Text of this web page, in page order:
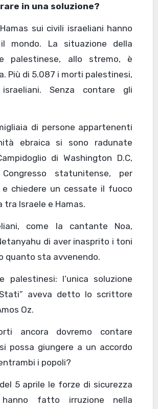
in una soluzione?
sui civili israeliani hanno
mondo. La situazione della
palestinese, allo stremo, è
Più di 5.087 i morti palestinesi,
Senza contare gli
di persone appartenenti
ebraica si sono radunate
di Washington D.C,
statunitense, per
chiedere un cessate il fuoco
tra Israele e Hamas.
come la cantante Noa,
di aver inasprito i toni
quanto sta avvenendo.
palestinesi: l’unica soluzione
aveva detto lo scrittore
Oz.
ancora dovremo contare
possa giungere a un accordo
i popoli?
5 aprile le forze di sicurezza
hanno fatto irruzione nella